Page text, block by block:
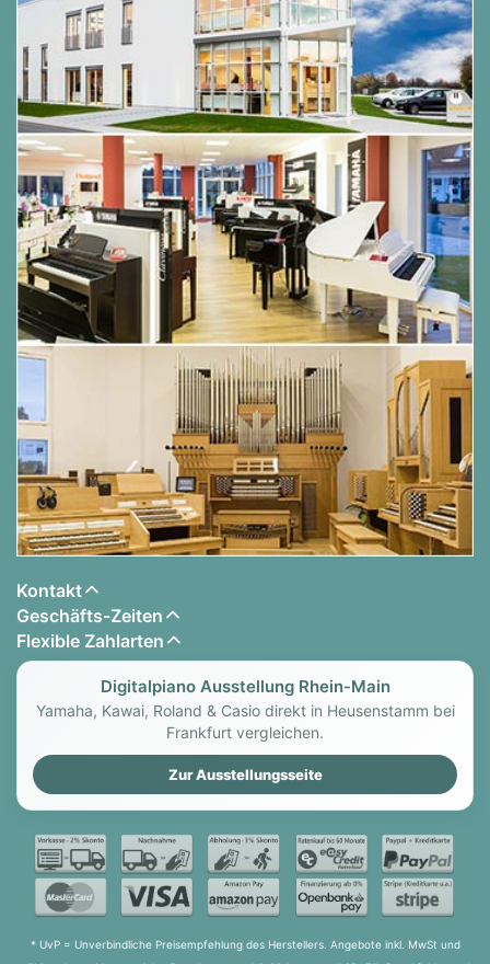
Kontakt
Geschäfts-Zeiten
Flexible Zahlarten
Digitalpiano Ausstellung Rhein-Main
Yamaha, Kawai, Roland & Casio direkt in Heusenstamm bei
Frankfurt vergleichen.
Zur Ausstellungsseite
* UvP = Unverbindliche Preisempfehlung des Herstellers. Angebote inkl. MwSt und